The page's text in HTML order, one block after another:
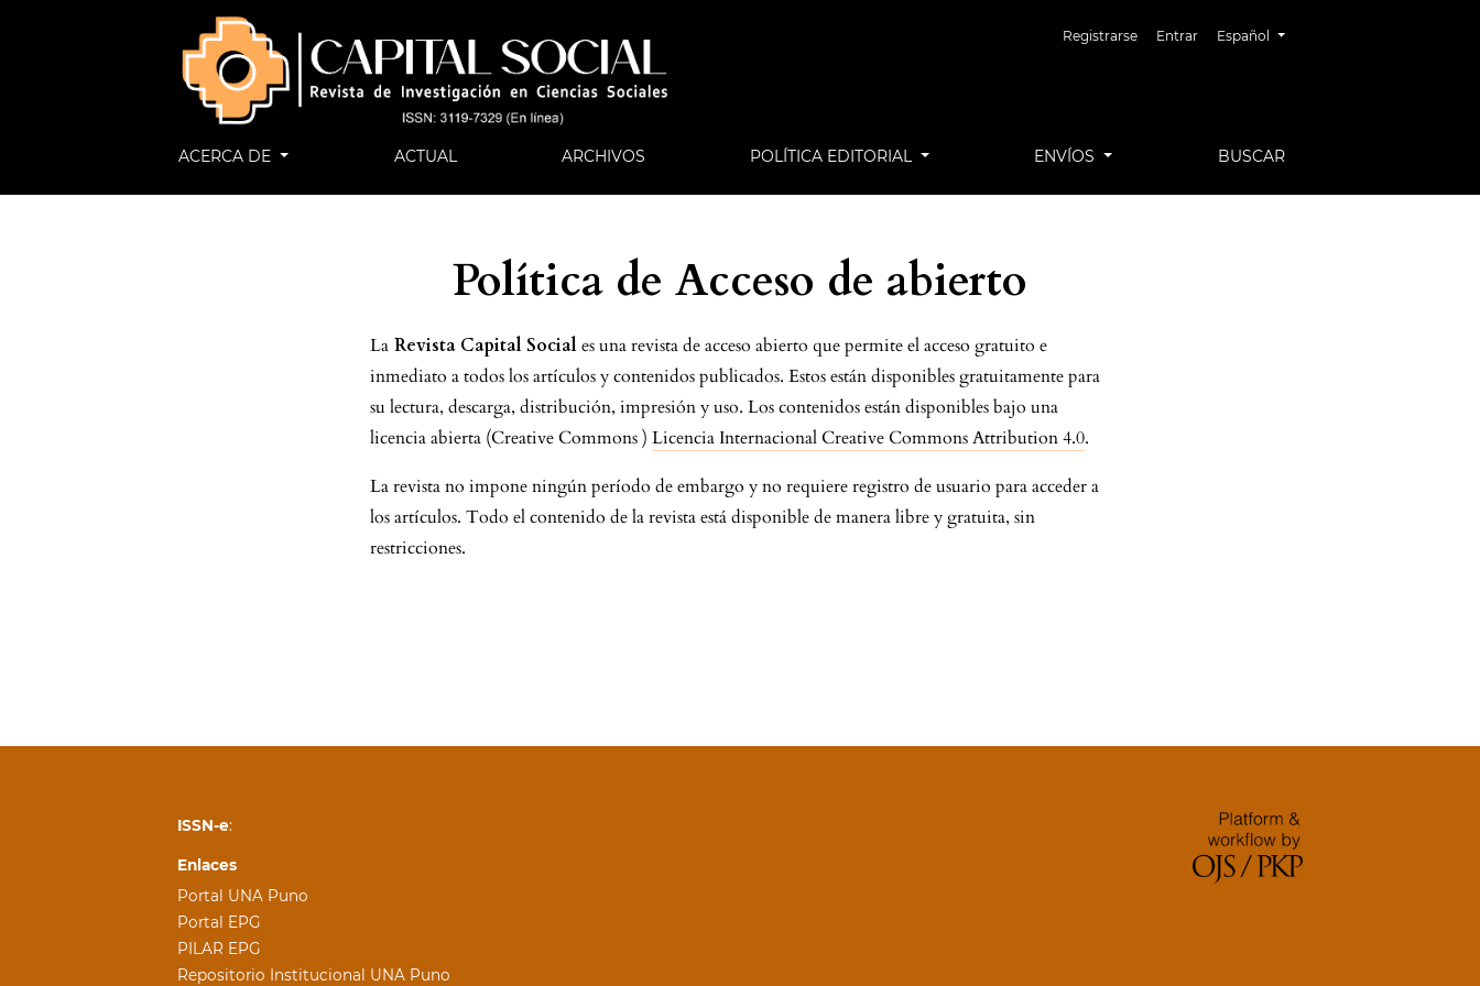
Registrarse Entrar Cambiar el idioma. El idioma actual es:
Español
ACERCA DE ACTUAL ARCHIVOS POLÍTICA EDITORIAL ENVÍOS BUSCAR
Política de Acceso de abierto
La Revista Capital Sociales una revista de acceso abierto que permite el acceso gratuito e
inmediato a todos los artículos y contenidos publicados. Estos están disponibles gratuitamente para
su lectura, descarga, distribución, impresión y uso. Los contenidos están disponibles bajo una
licencia abierta (Creative Commons ) Licencia Internacional Creative Commons Attribution 4.0.
La revista no impone ningún período de embargo y no requiere registro de usuario para acceder a
los artículos. Todo el contenido de la revista está disponible de manera libre y gratuita, sin
restricciones.
ISSN-e:
Enlaces
Portal UNA Puno
Portal EPG
PILAR EPG
Repositorio Institucional UNA Puno